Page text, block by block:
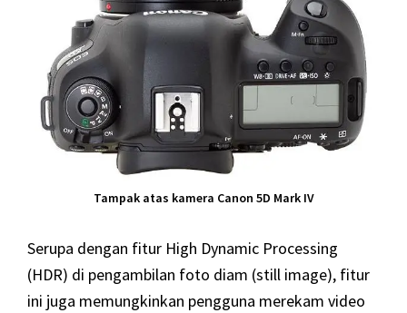
Tampak atas kamera Canon 5D Mark IV
Serupa dengan fitur High Dynamic Processing
(HDR) di pengambilan foto diam (still image), fitur
ini juga memungkinkan pengguna merekam video